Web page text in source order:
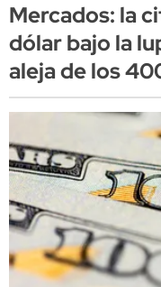
Mercados: la
dólar bajo la
aleja de los